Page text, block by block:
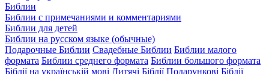
Библии
Библии с примечаниями и комментариями
Библии для детей
Библии на русском языке (обычные)
Подарочные Библии Свадебные Библии Библии малого
формата Библии среднего формата Библии большого формата
Біблії на українській мові Дитячі Біблії Подарункові Біблії